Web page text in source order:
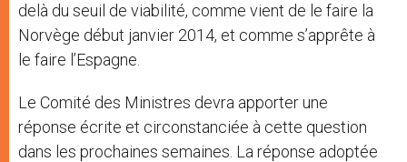
delà du seuil de viabilité, comme vient de le faire la
Norvège début janvier 2014, et comme s’apprête à
le faire l’Espagne.
Le Comité des Ministres devra apporter une
réponse écrite et circonstanciée à cette question
dans les prochaines semaines. La réponse adoptée